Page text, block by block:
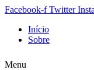
Facebook-f Twitter
Início
Sobre
Menu